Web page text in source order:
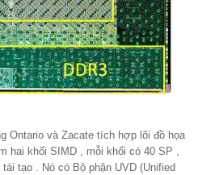
Ontario và Zacate tích hợp lõi đồ họa
hai khối SIMD , mỗi khối có 40 SP ,
tạo . Nó có Bộ phận UVD (Unified